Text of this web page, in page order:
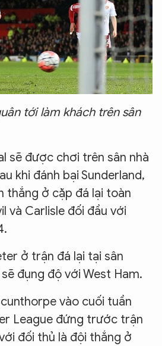
tới làm khách trên sân
sẽ được chơi trên sân nhà
khi đánh bại Sunderland,
thắng ở cặp đá lại toàn
và Carlisle đối đầu với
ở trận đá lại tại sân
đụng độ với West Ham.
vào cuối tuần
League đứng trước trận
đối thủ là đội thắng ở